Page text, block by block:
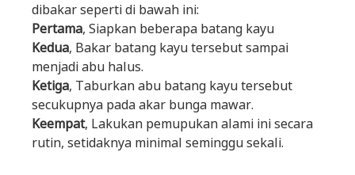
dibakar seperti di bawah ini:
Pertama, Siapkan beberapa batang kayu
Kedua, Bakar batang kayu tersebut sampai
menjadi abu halus.
Ketiga, Taburkan abu batang kayu tersebut
secukupnya pada akar bunga mawar.
Keempat, Lakukan pemupukan alami ini secara
rutin, setidaknya minimal seminggu sekali.